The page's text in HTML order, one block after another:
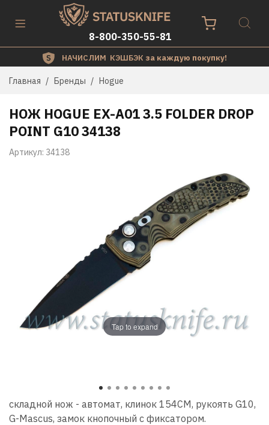
8-800-350-55-81
НАЧИСЛИМ КЭШБЭК за каждую покупку!
Главная Бренды Hogue
Tap to expand
Артикул: 34138
НОЖ HOGUE EX-A01 3.5 FOLDER DROP
POINT G10 34138
складной нож - автомат, клинок 154СМ, рукоять G10,
G-Mascus, замок кнопочный с фиксатором.